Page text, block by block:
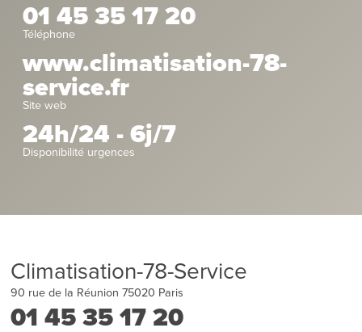
01 45 35 17 20
Téléphone
www.climatisation-78-
service.fr
Site web
24h/24 - 6j/7
Disponibilité urgences
Climatisation-78-Service
90 rue de la Réunion 75020 Paris
01 45 35 17 20